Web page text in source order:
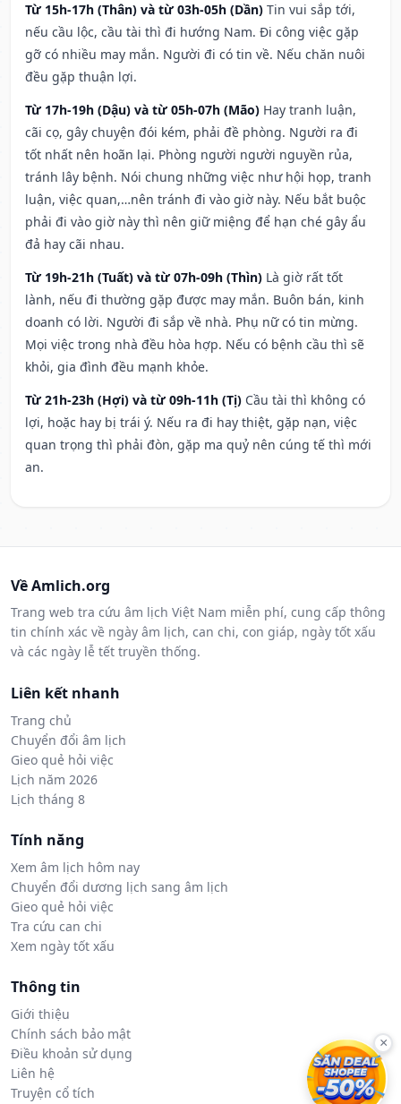
Từ 15h-17h (Thân) và từ 03h-05h (Dần) Tin vui sắp tới,
nếu cầu lộc, cầu tài thì đi hướng Nam. Đi công việc gặp
gỡ có nhiều may mắn. Người đi có tin về. Nếu chăn nuôi
đều gặp thuận lợi.
Từ 17h-19h (Dậu) và từ 05h-07h (Mão) Hay tranh luận,
cãi cọ, gây chuyện đói kém, phải đề phòng. Người ra đi
tốt nhất nên hoãn lại. Phòng người người nguyền rủa,
tránh lây bệnh. Nói chung những việc như hội họp, tranh
luận, việc quan,…nên tránh đi vào giờ này. Nếu bắt buộc
phải đi vào giờ này thì nên giữ miệng để hạn ché gây ẩu
đả hay cãi nhau.
Từ 19h-21h (Tuất) và từ 07h-09h (Thìn) Là giờ rất tốt
lành, nếu đi thường gặp được may mắn. Buôn bán, kinh
doanh có lời. Người đi sắp về nhà. Phụ nữ có tin mừng.
Mọi việc trong nhà đều hòa hợp. Nếu có bệnh cầu thì sẽ
khỏi, gia đình đều mạnh khỏe.
Từ 21h-23h (Hợi) và từ 09h-11h (Tị) Cầu tài thì không có
lợi, hoặc hay bị trái ý. Nếu ra đi hay thiệt, gặp nạn, việc
quan trọng thì phải đòn, gặp ma quỷ nên cúng tế thì mới
an.
Về Amlich.org
Trang web tra cứu âm lịch Việt Nam miễn phí, cung cấp thông
tin chính xác về ngày âm lịch, can chi, con giáp, ngày tốt xấu
và các ngày lễ tết truyền thống.
Liên kết nhanh
Trang chủ
Chuyển đổi âm lịch
Gieo quẻ hỏi việc
Lịch năm 2026
Lịch tháng 8
Tính năng
Xem âm lịch hôm nay
Chuyển đổi dương lịch sang âm lịch
Gieo quẻ hỏi việc
Tra cứu can chi
Xem ngày tốt xấu
Thông tin
Giới thiệu
Chính sách bảo mật
Điều khoản sử dụng
Liên hệ
Truyện cổ tích
×